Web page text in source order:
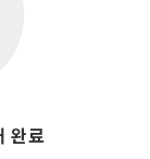
완료